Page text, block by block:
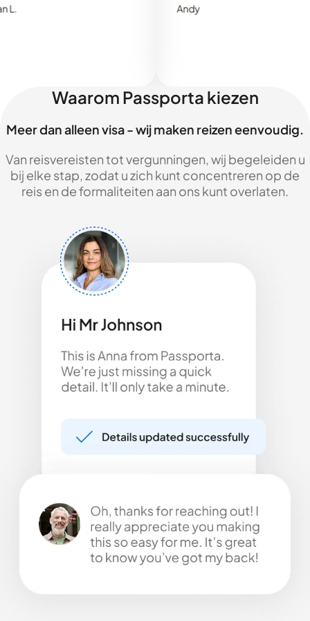
Waarom Passporta kiezen
Meer dan alleen visa - wij maken reizen eenvoudig.
Van reisvereisten tot vergunningen, wij begeleiden u
bij elke stap, zodat u zich kunt concentreren op de
reis en de formaliteiten aan ons kunt overlaten.